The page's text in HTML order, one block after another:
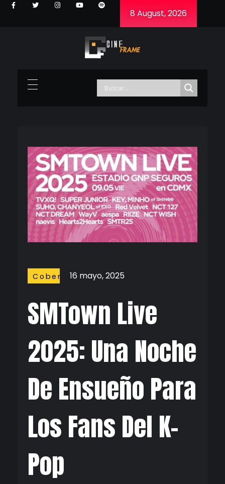
8 August, 2026
SMTown Live
2025: Una Noche
De Ensueño Para
Los Fans Del K-
Pop
16 mayo, 2025
Coberturas